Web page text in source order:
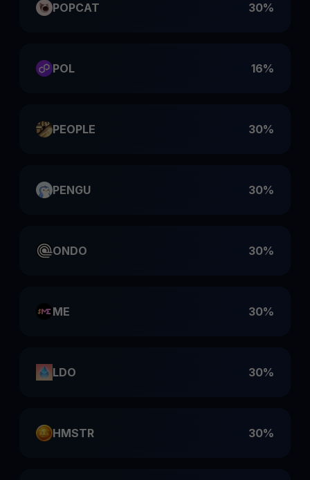
POPCAT 30%
POL 16%
PEOPLE 30%
PENGU 30%
ONDO 30%
ME 30%
LDO 30%
HMSTR 30%